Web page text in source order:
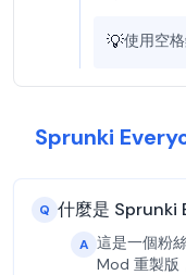
💡使用空格
Sprunki
Q 什麼是 Sprunki
A 這是一個粉
Mod 重製版